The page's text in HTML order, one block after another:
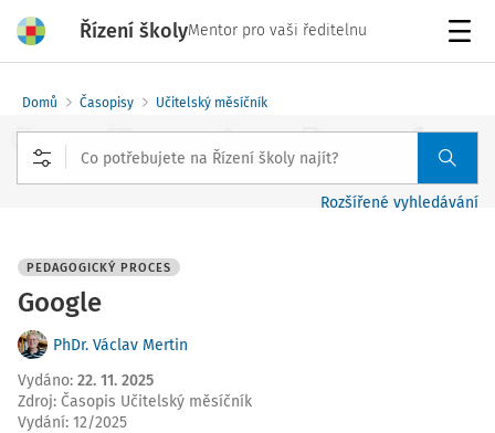
Řízení školyMentor pro vaši ředitelnu
Domů Časopisy Učitelský měsíčník
Rozšířené vyhledávání
PEDAGOGICKÝ PROCES
Google
PhDr. Václav Mertin
Vydáno: 22. 11. 2025
Zdroj: Časopis Učitelský měsíčník
Vydání: 12/2025